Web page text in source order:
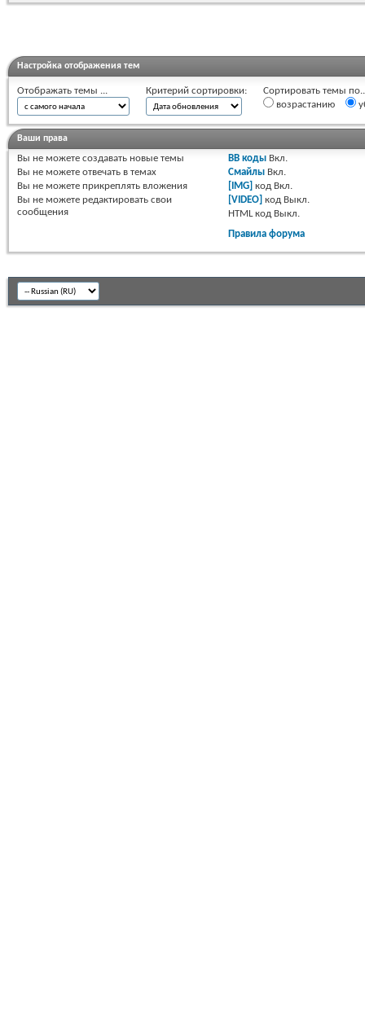
Настройка отображения тем
Отображать темы ... Критерий сортировки:
Сортировать темы
возрастанию
Ваши права
Вы не можете создавать новые темы
Вы не можете отвечать в темах
Вы не можете прикреплять вложения
Вы не можете редактировать свои
сообщения
BB коды Вкл.
Смайлы Вкл.
[IMG] код Вкл.
[VIDEO] код Выкл.
HTML код Выкл.
Правила форума